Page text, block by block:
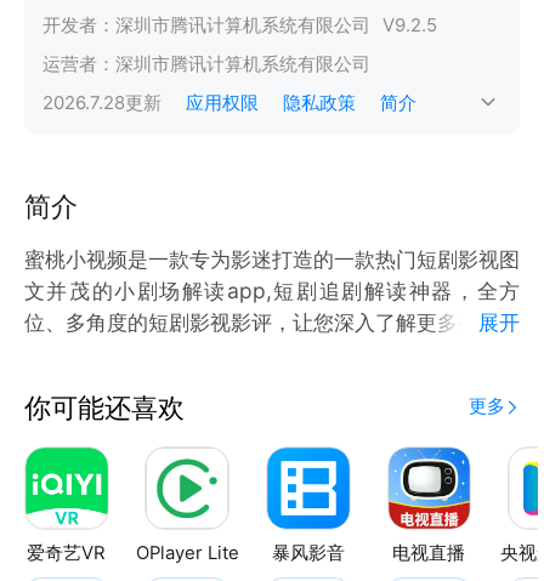
开发者： 深圳市腾讯计算机系统有限公司 V9.2.5
运营者： 深圳市腾讯计算机系统有限公司
2026.7.28更新 应用权限 隐私政策 简介
简介
蜜桃小视频是一款专为影迷打造的一款热门短剧影视图
文并茂的小剧场解读app,短剧追剧解读神器，全方
位、多角度的短剧影视影评，让您深入了解更多扣人心
搭配视频剪辑更好的满足日常生活需求。
展开
你可能还喜欢 更多
爱奇艺VR OPlayer Lite 暴风影音 电视直播 央视